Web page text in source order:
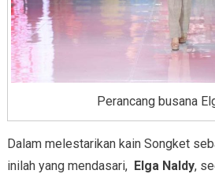
Perancang busana
Dalam melestarikan kain Songket
inilah yang mendasari, Elga Naldy,